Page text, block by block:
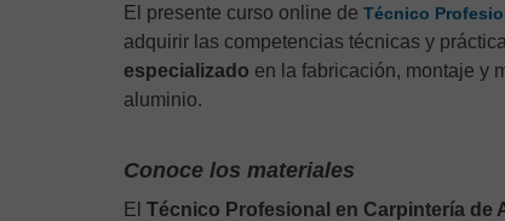
El presente curso online de Técnico
adquirir las competencias técnicas y
especializado en la fabricación, montaje y
aluminio.
Conoce los materiales
El Técnico Profesional en Carpintería de